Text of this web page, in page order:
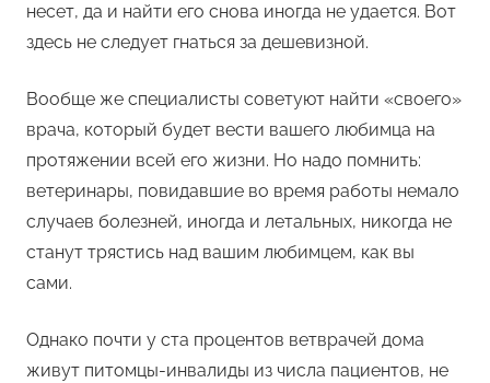
несет, да и найти его снова иногда не удается. Вот
здесь не следует гнаться за дешевизной.
Вообще же специалисты советуют найти «своего»
врача, который будет вести вашего любимца на
протяжении всей его жизни. Но надо помнить:
ветеринары, повидавшие во время работы немало
случаев болезней, иногда и летальных, никогда не
станут трястись над вашим любимцем, как вы
сами.
Однако почти у ста процентов ветврачей дома
живут питомцы-инвалиды из числа пациентов, не